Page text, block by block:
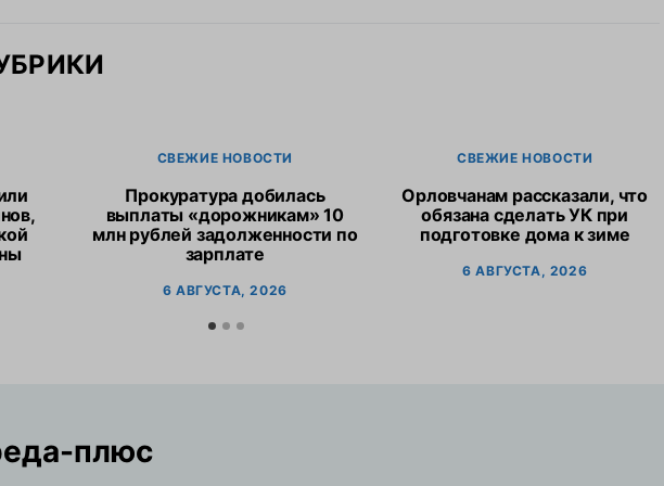
СВЕЖИЕ НОВОСТИ
Прокуратура добилась
выплаты «дорожникам» 10
млн рублей задолженности по
зарплате
6 АВГУСТА, 2026
СВЕЖИЕ НОВОСТИ
Орловчанам рассказали, что
обязана сделать УК при
подготовке дома к зиме
6 АВГУСТА, 2026
плюс